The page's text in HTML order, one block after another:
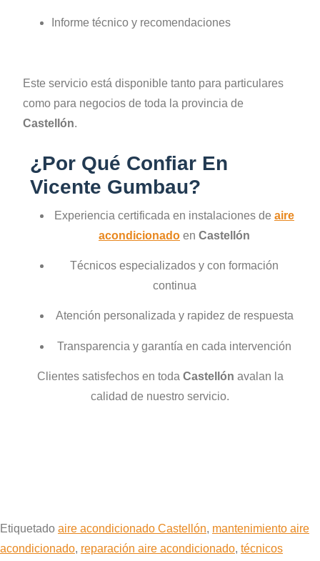
Informe técnico y recomendaciones
Este servicio está disponible tanto para particulares
como para negocios de toda la provincia de
Castellón.
¿Por Qué Confiar En
Vicente Gumbau?
Experiencia certificada en instalaciones de aire
acondicionado en Castellón
Técnicos especializados y con formación
continua
Atención personalizada y rapidez de respuesta
Transparencia y garantía en cada intervención
Clientes satisfechos en toda Castellón avalan la
calidad de nuestro servicio.
Etiquetado aire acondicionado Castellón, mantenimiento aire
acondicionado, reparación aire acondicionado, técnicos